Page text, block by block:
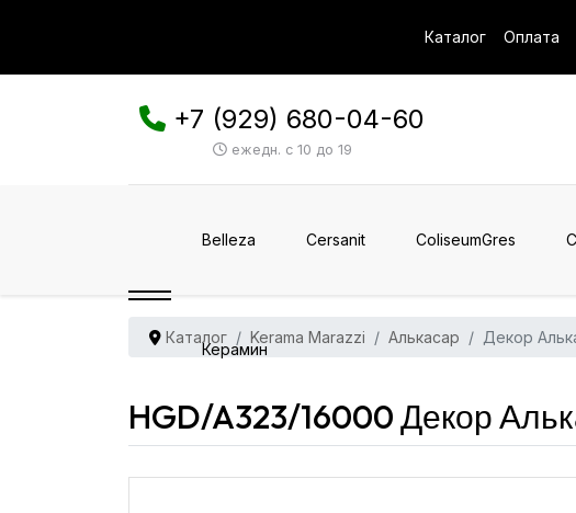
Каталог Оплата
+7 (929) 680-04-60
ежедн. с 10 до 19
Belleza Cersanit ColiseumGres
Керамин
Каталог Kerama Marazzi Алькасар Декор
HGD/A323/16000 Декор